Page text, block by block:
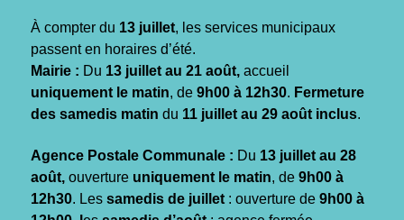
À compter du 13 juillet, les services municipaux
passent en horaires d’été.
Mairie : Du 13 juillet au 21 août, accueil
uniquement le matin, de 9h00 à 12h30. Fermeture
des samedis matin du 11 juillet au 29 août inclus.
Agence Postale Communale : Du 13 juillet au 28
août, ouverture uniquement le matin, de 9h00 à
12h30. Les samedis de juillet : ouverture de 9h00 à